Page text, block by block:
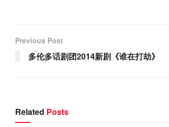
Previous Post
多伦多话剧团2014新剧《谁在打劫》
Related Posts